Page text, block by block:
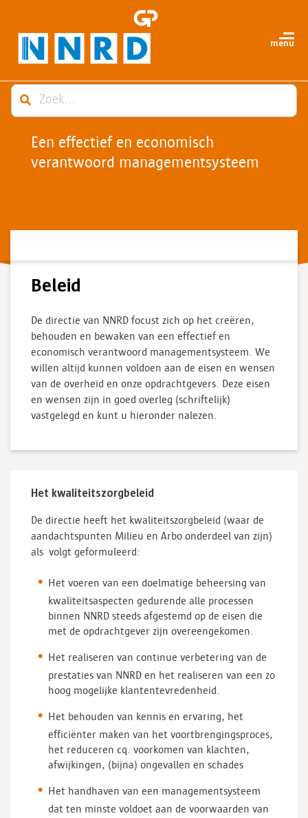
Een effectief en economisch
verantwoord managementsysteem
Beleid
De directie van NNRD focust zich op het creëren,
behouden en bewaken van een effectief en
economisch verantwoord managementsysteem. We
willen altijd kunnen voldoen aan de eisen en wensen
van de overheid en onze opdrachtgevers. Deze eisen
en wensen zijn in goed overleg (schriftelijk)
vastgelegd en kunt u hieronder nalezen.
Het kwaliteitszorgbeleid
De directie heeft het kwaliteitszorgbeleid (waar de
aandachtspunten Milieu en Arbo onderdeel van zijn)
als volgt geformuleerd:
Het voeren van een doelmatige beheersing van
kwaliteitsaspecten gedurende alle processen
binnen NNRD steeds afgestemd op de eisen die
met de opdrachtgever zijn overeengekomen.
Het realiseren van continue verbetering van de
prestaties van NNRD en het realiseren van een zo
hoog mogelijke klantentevredenheid.
Het behouden van kennis en ervaring, het
efficiënter maken van het voortbrengingsproces,
het reduceren cq. voorkomen van klachten,
afwijkingen, (bijna) ongevallen en schades
Het handhaven van een managementsysteem
dat ten minste voldoet aan de voorwaarden van